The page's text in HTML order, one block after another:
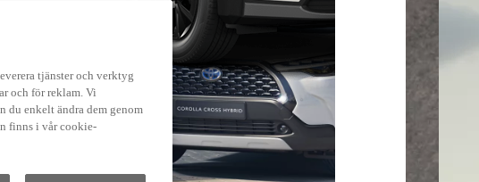
tjänster och verktyg
och för reklam. Vi
du enkelt ändra dem genom
finns i vår cookie-